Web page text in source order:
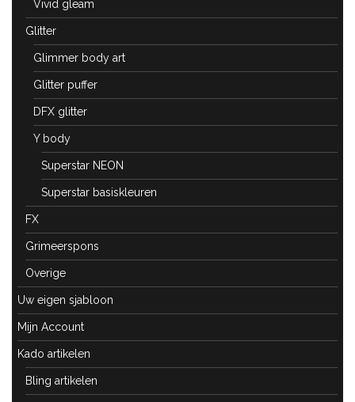
Vivid gleam
Glitter
Glimmer body art
Glitter puffer
DFX glitter
Y body
Superstar NEON
Superstar basiskleuren
FX
Grimeerspons
Overige
Uw eigen sjabloon
Mijn Account
Kado artikelen
Bling artikelen